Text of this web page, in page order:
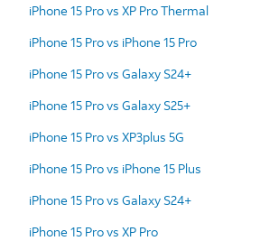
iPhone 15 Pro vs XP Pro Thermal
iPhone 15 Pro vs iPhone 15 Pro
iPhone 15 Pro vs Galaxy S24+
iPhone 15 Pro vs Galaxy S25+
iPhone 15 Pro vs XP3plus 5G
iPhone 15 Pro vs iPhone 15 Plus
iPhone 15 Pro vs Galaxy S24+
iPhone 15 Pro vs XP Pro